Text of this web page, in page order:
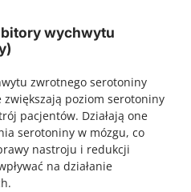
wychwytu
zwrotnego serotoniny
zwiększają poziom serotoniny
pacjentów. Działają one
serotoniny w mózgu, co
nastroju i redukcji
na działanie